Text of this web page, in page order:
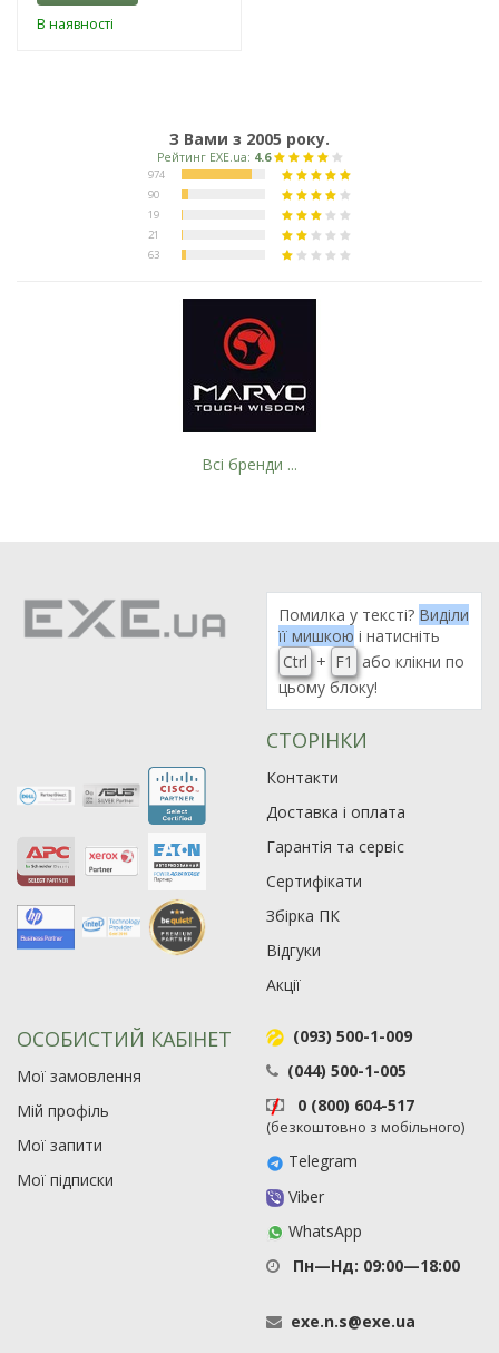
В наявності
З Вами з 2005 року.
Рейтинг EXE.ua:4.6
974
90
Всі бренди ...
Помилка у тексті? Виділи
її мишкою і натисніть
Ctrl + F1
або клікни по
цьому блоку!
СТОРІНКИ
Контакти
Доставка і оплата
Гарантія та сервіс
Сертифікати
Збірка ПК
Відгуки
Акції
ОСОБИСТИЙ КАБІНЕТ
Мої замовлення
Мій профіль
Мої запити
Мої підписки
(093) 500-1-009
(044) 500-1-005
0 (800) 604-517
(безкоштовно з мобільного)
Telegram
Viber
WhatsApp
Пн—Нд: 09:00—18:00
exe.n.s@exe.ua